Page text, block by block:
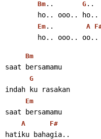
Bm .. G ..
ho.. ooo..
Em .. A
        ho.. ooo.. oo..
Bm
saat bersamamu
G
indah ku rasakan
Em
saat bersamamu
A F#
hatiku bahagia..